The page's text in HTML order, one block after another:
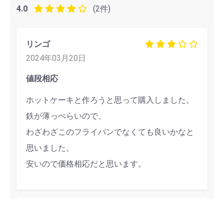
4.0 (2件)
リンゴ
2024年03月20日
値段相応
ホットケーキと作ろうと思って購入しました。
鉄が薄っぺらいので、
わざわざこのフライパンでなくても良いかなと
思いました。
安いので価格相応だと思います。